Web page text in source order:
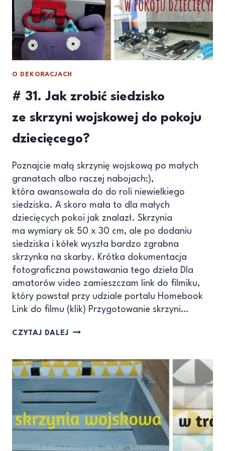
O DEKORACJACH
# 31. Jak zrobić siedzisko
ze skrzyni wojskowej do pokoju
dziecięcego?
Poznajcie małą skrzynię wojskową po małych
granatach albo raczej nabojach:),
która awansowała do do roli niewielkiego
siedziska. A skoro mała to dla małych
dziecięcych pokoi jak znalazł. Skrzynia
ma wymiary ok 50 x 30 cm, ale po dodaniu
siedziska i kółek wyszła bardzo zgrabna
skrzynka na skarby. Krótka dokumentacja
fotograficzna powstawania tego dzieła Dla
amatorów video zamieszczam link do filmiku,
który powstał przy udziale portalu Homebook
Link do filmu (klik) Przygotowanie skrzyni…
CZYTAJ DALEJ